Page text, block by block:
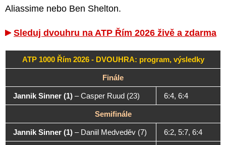
Aliassime nebo Ben Shelton.
Sleduj dvouhru na ATP Řím 2026 živě a zdarma
ATP 1000 Řím 2026 - DVOUHRA: program, výsledky
Finále
Jannik Sinner (1) –Casper Ruud (23) 6:4, 6:4
Semifinále
Jannik Sinner (1) – Daniil Medveděv (7) 6:2, 5:7, 6:4